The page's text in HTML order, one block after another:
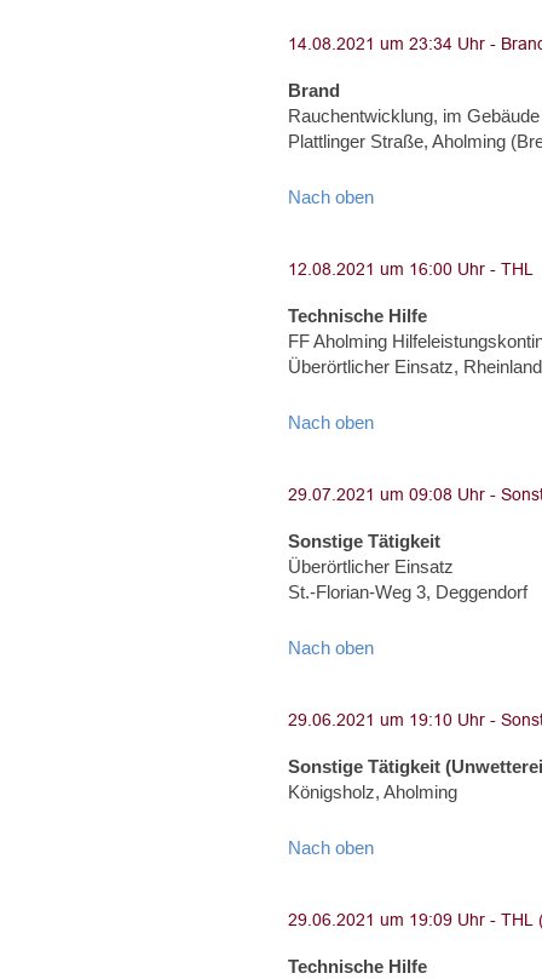
Brand
Rauchentwicklung, im Gebäude
Plattlinger Straße, Aholming
Nach oben
Technische Hilfe
FF Aholming
Überörtlicher Einsatz,
Nach oben
Sonstige Tätigkeit
Überörtlicher Einsatz
St.-Florian-Weg 3, Deggendorf
Nach oben
Sonstige Tätigkeit
Königsholz, Aholming
Nach oben
Technische Hilfe